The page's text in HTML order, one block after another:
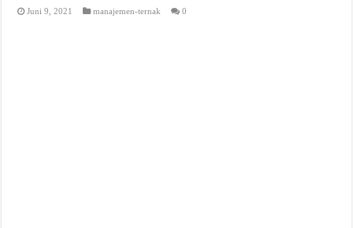
Juni 9, 2021 manajemen-ternak 0